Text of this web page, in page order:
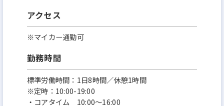
アクセス
※マイカー通勤可
勤務時間
標準労働時間：1日8時間／休憩1時間
※定時：10:00-19:00
・コアタイム 10:00～16:00